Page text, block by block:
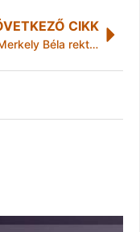
CIKK
Dr. Merkely Béla rektort a Szputnyik V vakcinával oltották be